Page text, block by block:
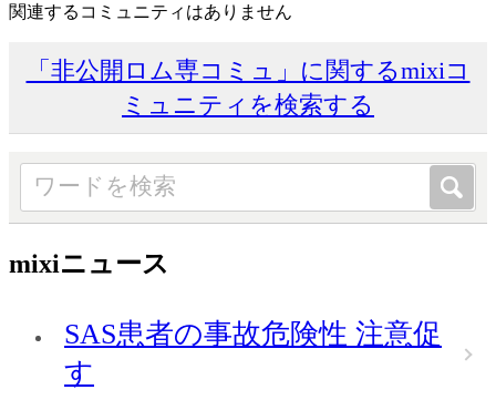
関連するコミュニティはありません
「非公開ロム専コミュ」に関するmixiコ
ミュニティを検索する
mixiニュース
SAS患者の事故危険性 注意促
す